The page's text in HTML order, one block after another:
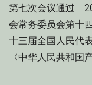
第七次会议通过
会常务委员会第十
十三届全国人民代
〈中华人民共和国